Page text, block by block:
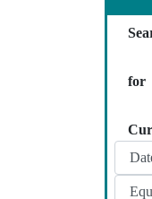
for